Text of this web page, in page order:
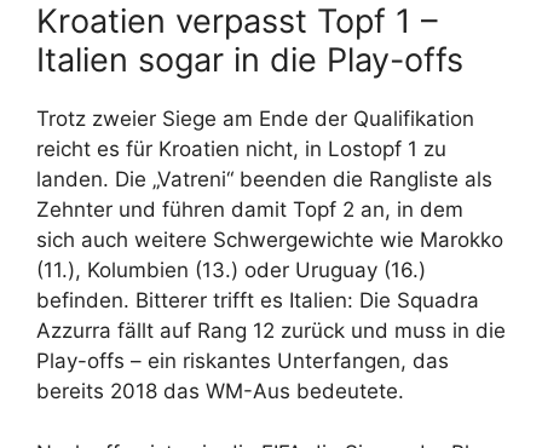
Kroatien verpasst Topf 1 –
Italien sogar in die Play-offs
Trotz zweier Siege am Ende der Qualifikation
reicht es für Kroatien nicht, in Lostopf 1 zu
landen. Die „Vatreni“ beenden die Rangliste als
Zehnter und führen damit Topf 2 an, in dem
sich auch weitere Schwergewichte wie Marokko
(11.), Kolumbien (13.) oder Uruguay (16.)
befinden. Bitterer trifft es Italien: Die Squadra
Azzurra fällt auf Rang 12 zurück und muss in die
Play-offs – ein riskantes Unterfangen, das
bereits 2018 das WM-Aus bedeutete.